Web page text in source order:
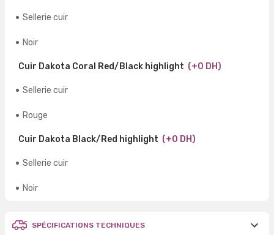
Sellerie cuir
Noir
Cuir Dakota Coral Red/Black highlight (+0 DH)
Sellerie cuir
Rouge
Cuir Dakota Black/Red highlight (+0 DH)
Sellerie cuir
Noir
SPÉCIFICATIONS TECHNIQUES